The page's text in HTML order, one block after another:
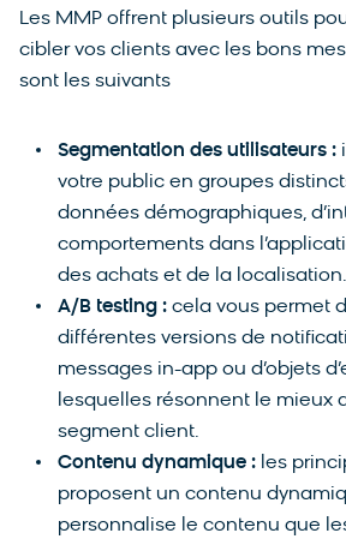
Les MMP offrent plusieurs outils
cibler vos clients avec les bons
sont les suivants
Segmentation des utilisateurs :
votre public en groupes
données démographiques,
comportements dans
des achats et de la localisation.
A/B testing : cela vous permet
différentes versions de
messages in-app ou d’objets
lesquelles résonnent le mieux
segment client.
Contenu dynamique : les
proposent un contenu
personnalise le contenu que